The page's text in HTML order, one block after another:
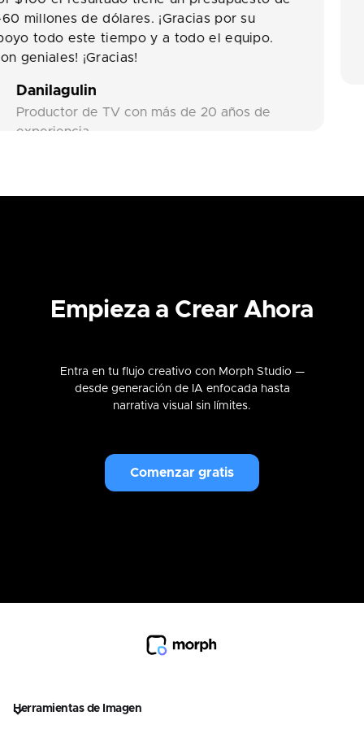
AI4Everyday
Artista AI y Cineasta
Empieza a Crear Ahora
Entra en tu flujo creativo con Morph Studio —
desde generación de IA enfocada hasta
narrativa visual sin límites.
Comenzar gratis
Herramientas de Imagen